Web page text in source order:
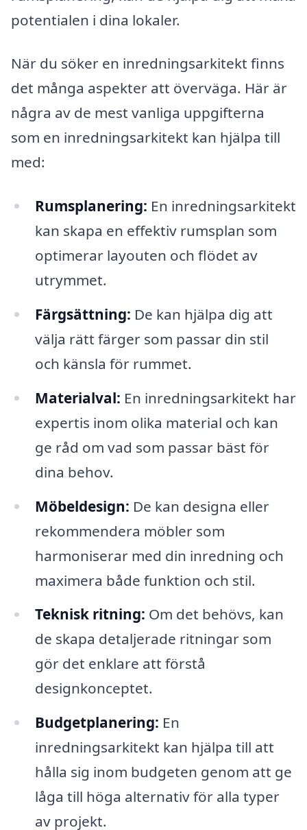
potentialen i dina lokaler.
När du söker en inredningsarkitekt finns
det många aspekter att överväga. Här är
några av de mest vanliga uppgifterna
som en inredningsarkitekt kan hjälpa till
med:
Rumsplanering: En inredningsarkitekt
kan skapa en effektiv rumsplan som
optimerar layouten och flödet av
utrymmet.
Färgsättning: De kan hjälpa dig att
välja rätt färger som passar din stil
och känsla för rummet.
Materialval: En inredningsarkitekt har
expertis inom olika material och kan
ge råd om vad som passar bäst för
dina behov.
Möbeldesign: De kan designa eller
rekommendera möbler som
harmoniserar med din inredning och
maximera både funktion och stil.
Teknisk ritning: Om det behövs, kan
de skapa detaljerade ritningar som
gör det enklare att förstå
designkonceptet.
Budgetplanering: En
inredningsarkitekt kan hjälpa till att
hålla sig inom budgeten genom att ge
låga till höga alternativ för alla typer
av projekt.